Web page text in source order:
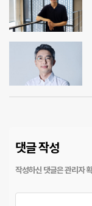
댓글 작성